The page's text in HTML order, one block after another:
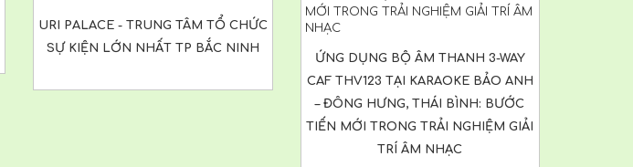
URI PALACE - TRUNG TÂM TỔ CHỨC
SỰ KIỆN LỚN NHẤT TP BẮC NINH
ỨNG DỤNG BỘ ÂM THANH 3-WAY
CAF THV123 TẠI KARAOKE BẢO ANH
– ĐÔNG HƯNG, THÁI BÌNH: BƯỚC
TIẾN MỚI TRONG TRẢI NGHIỆM GIẢI
TRÍ ÂM NHẠC